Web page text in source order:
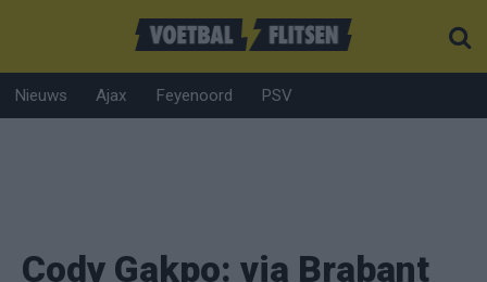
Nieuws Ajax Feyenoord PSV
Cody Gakpo: via Brabant